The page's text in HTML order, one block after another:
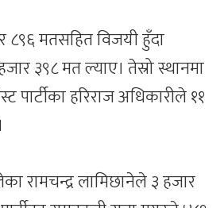
मतसहित विजयी हुँदा
३९८ मत ल्याए। तेस्रो स्थानमा
पार्टीका हरिराज अधिकारीले ११
रामचन्द्र लामिछानेले ३ हजार